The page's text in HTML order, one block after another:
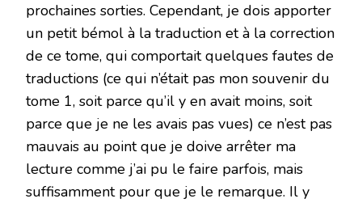
prochaines sorties. Cependant, je dois apporter
un petit bémol à la traduction et à la correction
de ce tome, qui comportait quelques fautes de
traductions (ce qui n’était pas mon souvenir du
tome 1, soit parce qu’il y en avait moins, soit
parce que je ne les avais pas vues) ce n’est pas
mauvais au point que je doive arrêter ma
lecture comme j’ai pu le faire parfois, mais
suffisamment pour que je le remarque. Il y